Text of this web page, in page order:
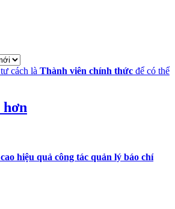
cách là Thành viên chính thức để có thể
hiệu quả công tác quản lý báo chí